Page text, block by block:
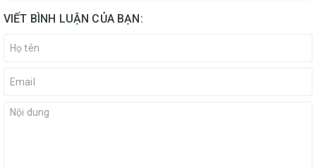
VIẾT BÌNH LUẬN CỦA BẠN: